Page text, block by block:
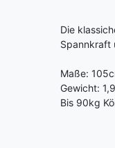
Die
Spannkraft
Maße:
Gewicht:
Bis 90kg